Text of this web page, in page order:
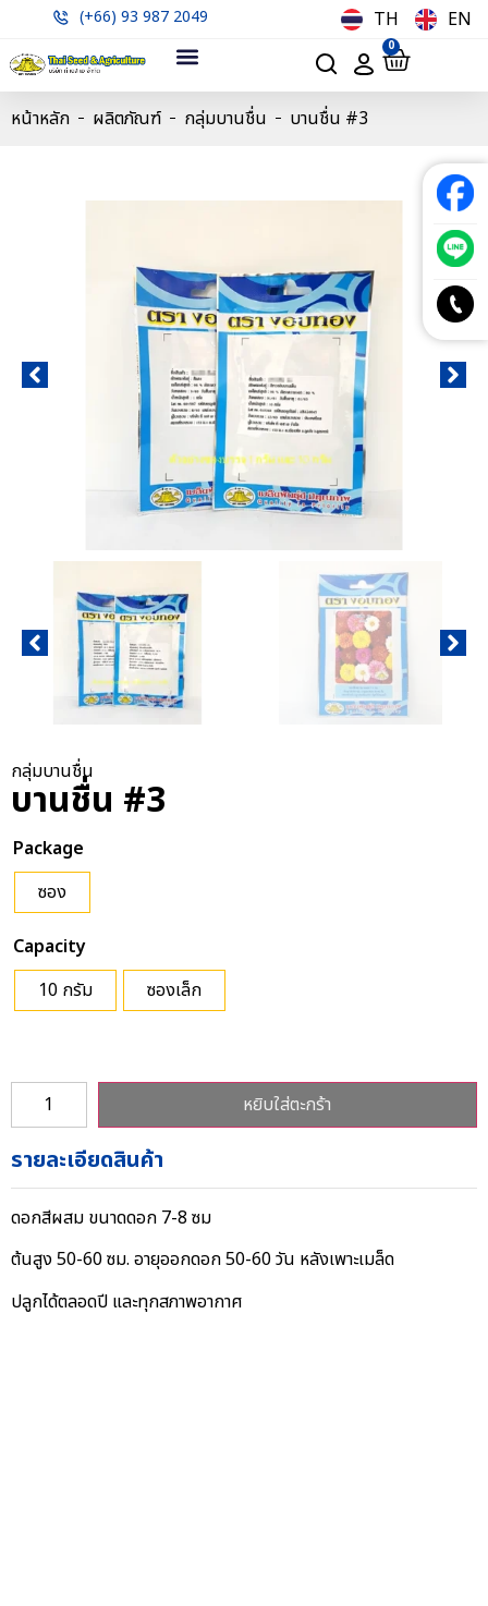
(+66) 93 987 2049 TH EN
0
หน้าหลัก ผลิตภัณฑ์ กลุ่มบานชื่น บานชื่น #3
กลุ่มบานชื่น
บานชื่น #3
Package
ซอง
Capacity
10 กรัม
ซองเล็ก
หยิบใส่ตะกร้า
รายละเอียดสินค้า
ดอกสีผสม ขนาดดอก 7-8 ซม
ต้นสูง 50-60 ซม. อายุออกดอก 50-60 วัน หลังเพาะเมล็ด
ปลูกได้ตลอดปี และทุกสภาพอากาศ